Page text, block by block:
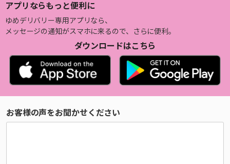
アプリならもっと便利に
ゆめデリバリー専用アプリなら、
メッセージの通知がスマホに来るので、さらに便利。
ダウンロードはこちら
お客様の声をお聞かせください